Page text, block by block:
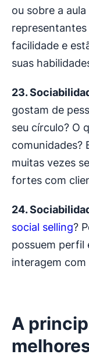
ou sobre a
facilidade e
suas
23.
gostam de
seu círculo? O
comunidades?
muitas vezes
fortes com
24.
social selling?
possuem perfil
interagem
A